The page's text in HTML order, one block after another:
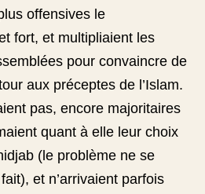
offensives le
fort, et multipliaient les
pour convaincre de
aux préceptes de l’Islam.
pas, encore majoritaires
quant à elle leur choix
(le problème ne se
et n’arrivaient parfois